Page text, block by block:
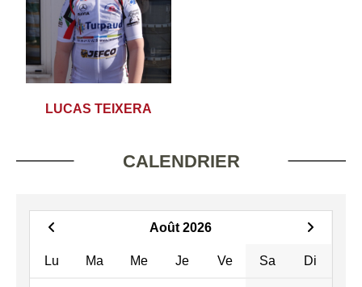
LUCAS TEIXERA
CALENDRIER
Août 2026
Lu Ma Me Je Ve Sa Di